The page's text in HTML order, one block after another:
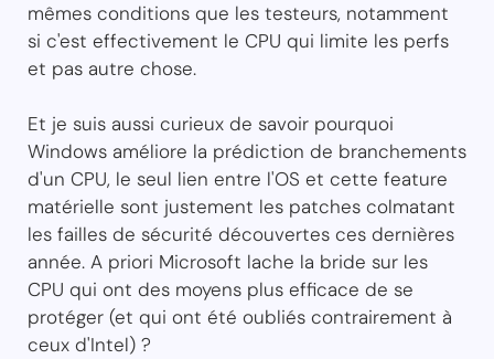
mêmes conditions que les testeurs, notamment
si c'est effectivement le CPU qui limite les perfs
et pas autre chose.
Et je suis aussi curieux de savoir pourquoi
Windows améliore la prédiction de branchements
d'un CPU, le seul lien entre l'OS et cette feature
matérielle sont justement les patches colmatant
les failles de sécurité découvertes ces dernières
année. A priori Microsoft lache la bride sur les
CPU qui ont des moyens plus efficace de se
protéger (et qui ont été oubliés contrairement à
ceux d'Intel) ?